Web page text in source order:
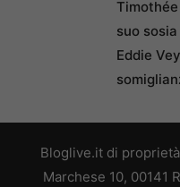
suo
Eddie
Bloglive.it di
Marchese 10, 00141